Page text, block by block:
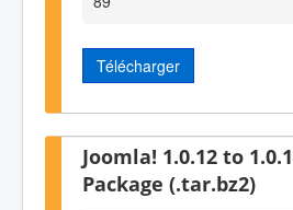
Télécharger
Joomla! 1.0.12 to
Package (.tar.bz2)